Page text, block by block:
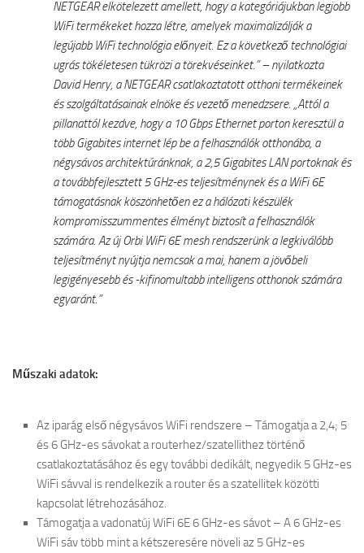
NETGEAR elkötelezett amellett, hogy a kategóriájukban legjobb
WiFi termékeket hozza létre, amelyek maximalizálják a
legújabb WiFi technológia előnyeit. Ez a következő technológiai
ugrás tökéletesen tükrözi a törekvéseinket.” – nyilatkozta
David Henry, a NETGEAR csatlakoztatott otthoni termékeinek
és szolgáltatásainak elnöke és vezető menedzsere. „Attól a
pillanattól kezdve, hogy a 10 Gbps Ethernet porton keresztül a
több Gigabites internet lép be a felhasználók otthonába, a
négysávos architektúránknak, a 2,5 Gigabites LAN portoknak és
a továbbfejlesztett 5 GHz-es teljesítménynek és a WiFi 6E
támogatásnak köszönhetően ez a hálózati készülék
kompromisszummentes élményt biztosít a felhasználók
számára. Az új Orbi WiFi 6E mesh rendszerünk a legkiválóbb
teljesítményt nyújtja nemcsak a mai, hanem a jövőbeli
legigényesebb és -kifinomultabb intelligens otthonok számára
egyaránt.”
Műszaki adatok:
Az iparág első négysávos WiFi rendszere – Támogatja a 2,4; 5
és 6 GHz-es sávokat a routerhez/szatellithez történő
csatlakoztatásához és egy további dedikált, negyedik 5 GHz-es
WiFi sávval is rendelkezik a router és a szatellitek közötti
kapcsolat létrehozásához.
Támogatja a vadonatúj WiFi 6E 6 GHz-es sávot – A 6 GHz-es
WiFi sáv több mint a kétszeresére növeli az 5 GHz-es